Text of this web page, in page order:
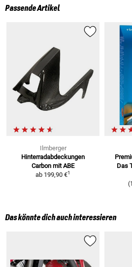
Passende Artikel
Ilmberger
Hinterradabdeckungen
Carbon mit ABE
ab 199,90 €1
Das
(
Das könnte dich auch interessieren